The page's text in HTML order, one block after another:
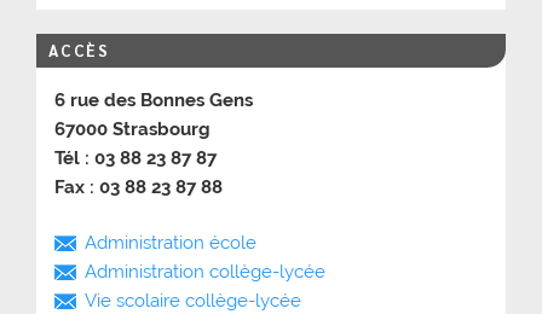
ACCÈS
6 rue des Bonnes Gens
67000 Strasbourg
Tél : 03 88 23 87 87
Fax : 03 88 23 87 88
Administration école
Administration collège-lycée
Vie scolaire collège-lycée